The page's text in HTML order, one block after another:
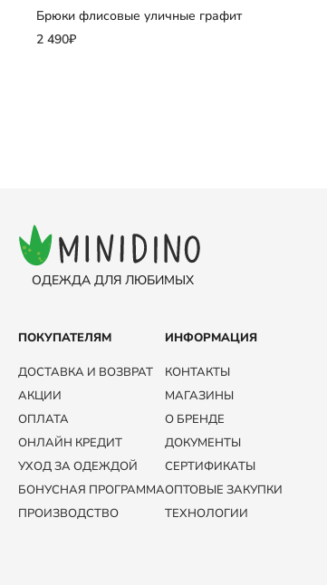
Брюки флисовые уличные графит
2 490₽
ОДЕЖДА ДЛЯ ЛЮБИМЫХ
ПОКУПАТЕЛЯМ
ДОСТАВКА И ВОЗВРАТ
АКЦИИ
ОПЛАТА
ОНЛАЙН КРЕДИТ
УХОД ЗА ОДЕЖДОЙ
БОНУСНАЯ ПРОГРАММА
ПРОИЗВОДСТВО
ИНФОРМАЦИЯ
КОНТАКТЫ
МАГАЗИНЫ
О БРЕНДЕ
ДОКУМЕНТЫ
СЕРТИФИКАТЫ
ОПТОВЫЕ ЗАКУПКИ
ТЕХНОЛОГИИ